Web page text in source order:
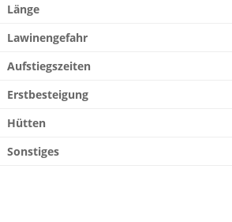
Länge
Lawinengefahr
Aufstiegszeiten
Erstbesteigung
Hütten
Sonstiges